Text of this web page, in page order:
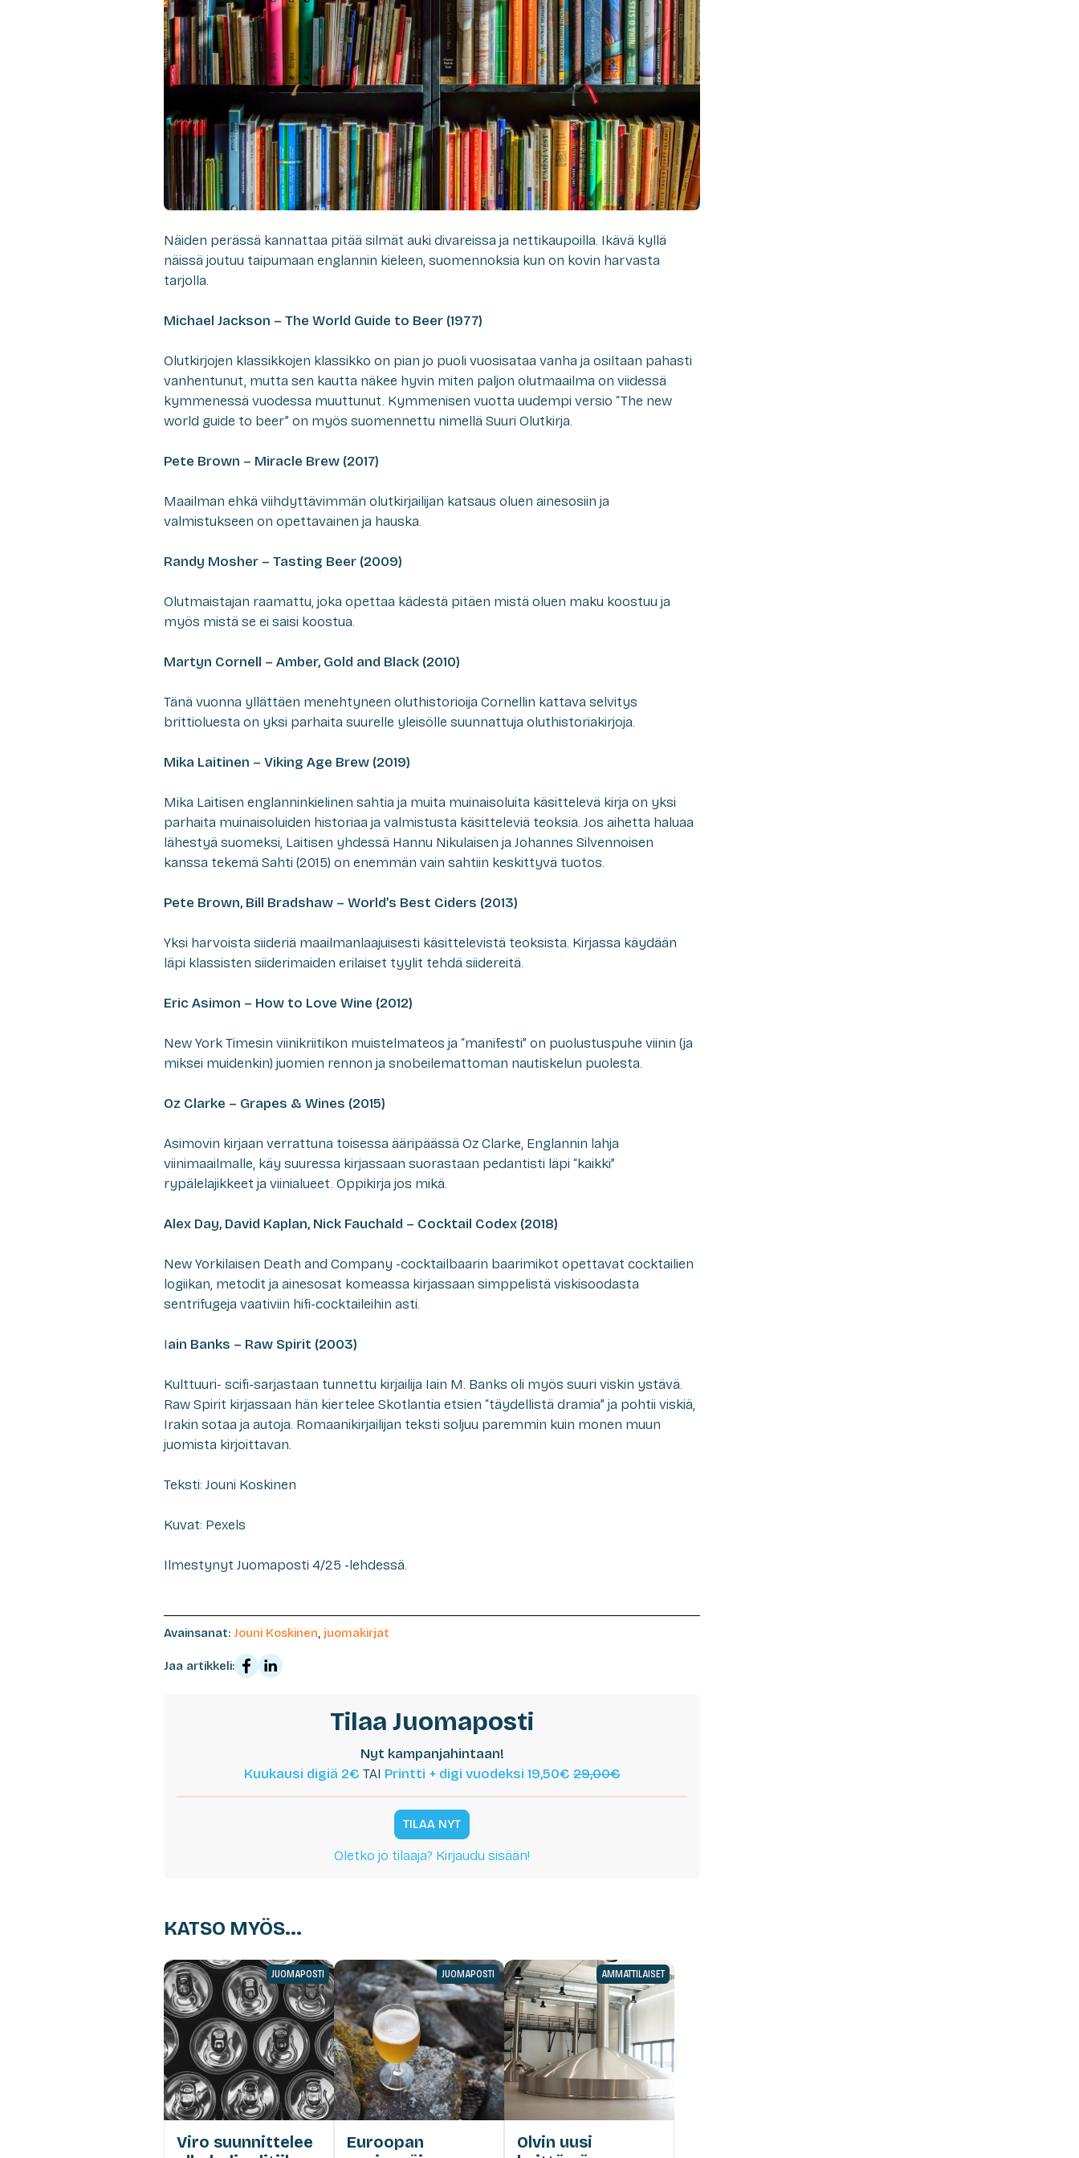
Näiden perässä kannattaa pitää silmät auki divareissa ja nettikaupoilla. Ikävä kyllä
näissä joutuu taipumaan englannin kieleen, suomennoksia kun on kovin harvasta
tarjolla.
Michael Jackson – The World Guide to Beer (1977)
Olutkirjojen klassikkojen klassikko on pian jo puoli vuosisataa vanha ja osiltaan pahasti
vanhentunut, mutta sen kautta näkee hyvin miten paljon olutmaailma on viidessä
kymmenessä vuodessa muuttunut. Kymmenisen vuotta uudempi versio “The new
world guide to beer” on myös suomennettu nimellä Suuri Olutkirja.
Pete Brown – Miracle Brew (2017)
Maailman ehkä viihdyttävimmän olutkirjailijan katsaus oluen ainesosiin ja
valmistukseen on opettavainen ja hauska.
Randy Mosher – Tasting Beer (2009)
Olutmaistajan raamattu, joka opettaa kädestä pitäen mistä oluen maku koostuu ja
myös mistä se ei saisi koostua.
Martyn Cornell – Amber, Gold and Black (2010)
Tänä vuonna yllättäen menehtyneen oluthistorioija Cornellin kattava selvitys
brittioluesta on yksi parhaita suurelle yleisölle suunnattuja oluthistoriakirjoja.
Mika Laitinen – Viking Age Brew (2019)
Mika Laitisen englanninkielinen sahtia ja muita muinaisoluita käsittelevä kirja on yksi
parhaita muinaisoluiden historiaa ja valmistusta käsitteleviä teoksia. Jos aihetta haluaa
lähestyä suomeksi, Laitisen yhdessä Hannu Nikulaisen ja Johannes Silvennoisen
kanssa tekemä Sahti (2015) on enemmän vain sahtiin keskittyvä tuotos.
Pete Brown, Bill Bradshaw – World’s Best Ciders (2013)
Yksi harvoista siideriä maailmanlaajuisesti käsittelevistä teoksista. Kirjassa käydään
läpi klassisten siiderimaiden erilaiset tyylit tehdä siidereitä.
Eric Asimon – How to Love Wine (2012)
New York Timesin viinikriitikon muistelmateos ja “manifesti” on puolustuspuhe viinin (ja
miksei muidenkin) juomien rennon ja snobeilemattoman nautiskelun puolesta.
Oz Clarke – Grapes & Wines (2015)
Asimovin kirjaan verrattuna toisessa ääripäässä Oz Clarke, Englannin lahja
viinimaailmalle, käy suuressa kirjassaan suorastaan pedantisti läpi “kaikki”
rypälelajikkeet ja viinialueet. Oppikirja jos mikä.
Alex Day, David Kaplan, Nick Fauchald – Cocktail Codex (2018)
New Yorkilaisen Death and Company -cocktailbaarin baarimikot opettavat cocktailien
logiikan, metodit ja ainesosat komeassa kirjassaan simppelistä viskisoodasta
sentrifugeja vaativiin hifi-cocktaileihin asti.
Iain Banks – Raw Spirit (2003)
Kulttuuri- scifi-sarjastaan tunnettu kirjailija Iain M. Banks oli myös suuri viskin ystävä.
Raw Spirit kirjassaan hän kiertelee Skotlantia etsien “täydellistä dramia” ja pohtii viskiä,
Irakin sotaa ja autoja. Romaanikirjailijan teksti soljuu paremmin kuin monen muun
juomista kirjoittavan.
Teksti: Jouni Koskinen
Kuvat: Pexels
Ilmestynyt Juomaposti 4/25 -lehdessä.
Avainsanat: Jouni Koskinen, juomakirjat
Jaa artikkeli:
Tilaa Juomaposti
Nyt kampanjahintaan!
Kuukausi digiä 2€ TAI Printti + digi vuodeksi 19,50€29,00€
TILAA NYT
Oletko jo tilaaja? Kirjaudu sisään!
KATSO MYÖS...
JUOMAPOSTI
Viro suunnittelee
JUOMAPOSTI
Euroopan
AMMATTILAISET
Olvin uusi